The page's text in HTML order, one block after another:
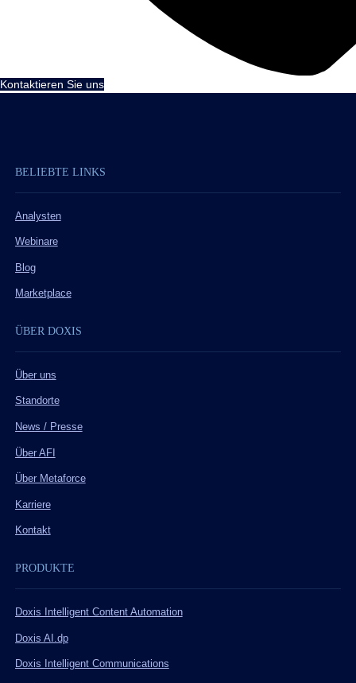
Kontaktieren Sie uns
BELIEBTE LINKS
Analysten
Webinare
Blog
Marketplace
ÜBER DOXIS
Über uns
Standorte
News / Presse
Über AFI
Über Metaforce
Karriere
Kontakt
PRODUKTE
Doxis Intelligent Content Automation
Doxis AI.dp
Doxis Intelligent Communications